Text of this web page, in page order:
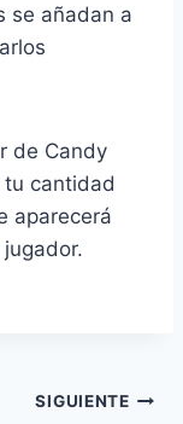
se añadan a
de Candy
tu cantidad
aparecerá
SIGUIENTE